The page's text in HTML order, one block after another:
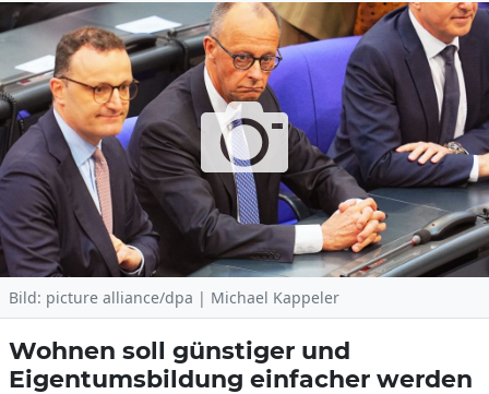
Bild: picture alliance/dpa | Michael Kappeler
Wohnen soll günstiger und
Eigentumsbildung einfacher werden